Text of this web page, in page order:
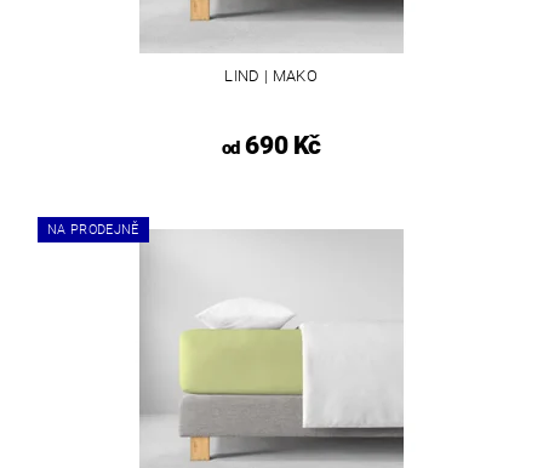
LIND | MAKO
od690 Kč
NA PRODEJNĚ